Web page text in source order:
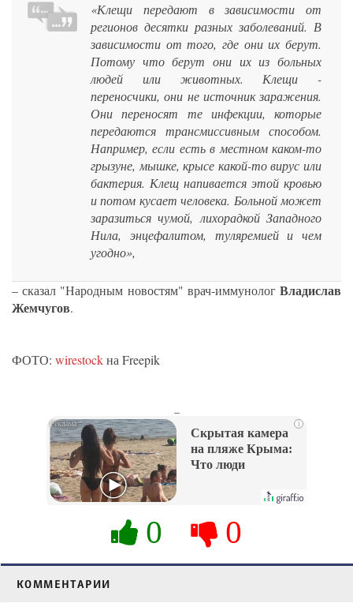
«Клещи передают в зависимости от
регионов десятки разных заболеваний. В
зависимости от того, где они их берут.
Потому что берут они их из больных
людей или животных. Клещи -
переносчики, они не источник заражения.
Они переносят те инфекции, которые
передаются трансмиссивным способом.
Например, если есть в местном каком-то
грызуне, мышке, крысе какой-то вирус или
бактерия. Клещ напивается этой кровью
и потом кусает человека. Больной может
заразиться чумой, лихорадкой Западного
Нила, энцефалитом, туляремией и чем
угодно»,
– сказал "Народным новостям" врач-иммунолог Владислав
Жемчугов.
ФОТО: wirestockна Freepik
i
Скрытая камера
на пляже Крыма:
Что люди
их не видят...
0 0
КОММЕНТАРИИ